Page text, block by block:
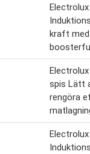
Electrolux
kraft med
spis Lätt
rengöra
Electrolux